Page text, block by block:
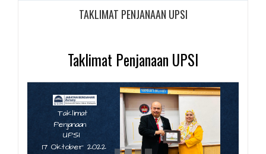
TAKLIMAT PENJANAAN UPSI
Taklimat Penjanaan UPSI
Taklimat
Penjanaan
UPSI
17 Oktober 2022